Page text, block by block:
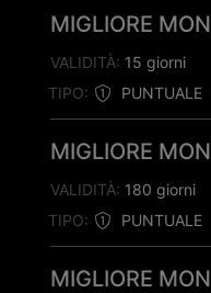
MIGLIORE
TIPO: PUNTUALE
VALIDITÀ: 15 giorni
MIGLIORE
TIPO: PUNTUALE
VALIDITÀ: 180 giorni
MIGLIORE